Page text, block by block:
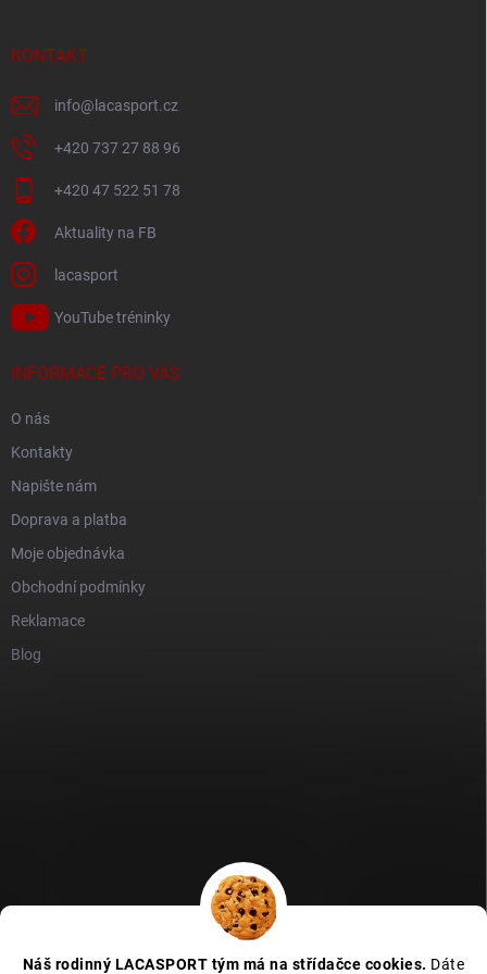
Náš rodinný LACASPORT tým má na střídačce cookies. Dáte
KONTAKT
info@ lacasport.cz
+420 737 27 88 96
+420 47 522 51 78
Aktuality na FB
lacasport
YouTube tréninky
INFORMACE PRO VÁS
O nás
Kontakty
Napište nám
Doprava a platba
Moje objednávka
Obchodní podmínky
Reklamace
Blog
Zboží recenze